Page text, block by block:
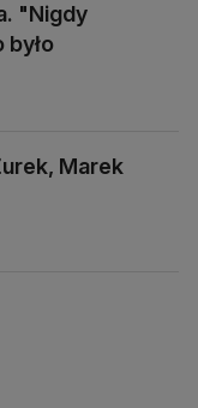
"Nigdy
było
Marek